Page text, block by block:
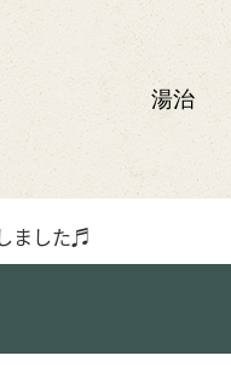
湯治
ました♬